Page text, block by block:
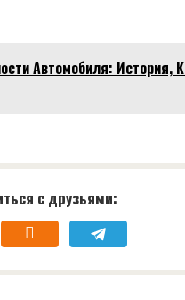
Автомобиля: История,
с друзьями: